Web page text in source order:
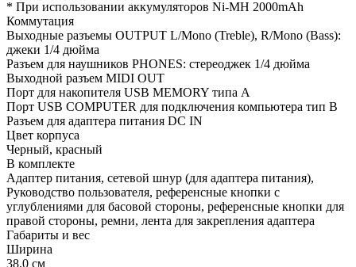
* При использовании аккумуляторов Ni-MH 2000mAh
Коммутация
Выходные разъемы OUTPUT L/Mono (Treble), R/Mono (Bass):
джеки 1/4 дюйма
Разъем для наушников PHONES: стереоджек 1/4 дюйма
Выходной разъем MIDI OUT
Порт для накопителя USB MEMORY типа A
Порт USB COMPUTER для подключения компьютера тип B
Разъем для адаптера питания DC IN
Цвет корпуса
Черный, красный
В комплекте
Адаптер питания, сетевой шнур (для адаптера питания),
Руководство пользователя, референсные кнопки с
углублениями для басовой стороны, референсные кнопки для
правой стороны, ремни, лента для закрепления адаптера
Габариты и вес
Ширина
38,0 см